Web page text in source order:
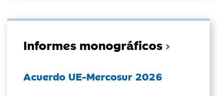
Informes monográficos
Acuerdo UE-Mercosur 2026